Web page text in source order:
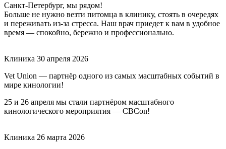
Санкт-Петербург, мы рядом!
Больше не нужно везти питомца в клинику, стоять в очередях
и переживать из-за стресса. Наш врач приедет к вам в удобное
время — спокойно, бережно и профессионально.
Клиника 30 апреля 2026
Vet Union — партнёр одного из самых масштабных событий в
мире кинологии!
25 и 26 апреля мы стали партнёром масштабного
кинологического мероприятия — CBCon!
Клиника 26 марта 2026